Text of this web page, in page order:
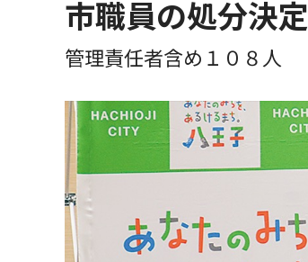
市職員の処分決定
管理責任者含め１０８人